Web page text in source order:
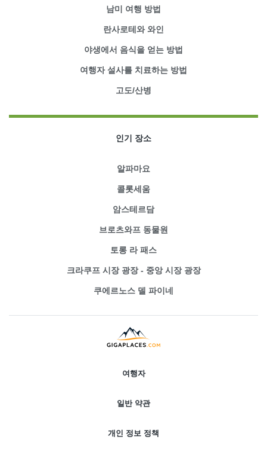
남미 여행 방법
란사로테와 와인
야생에서 음식을 얻는 방법
여행자 설사를 치료하는 방법
고도/산병
인기 장소
알파마요
콜롯세움
암스테르담
브로츠와프 동물원
토롱 라 패스
크라쿠프 시장 광장 - 중앙 시장 광장
쿠에르노스 델 파이네
여행자
일반 약관
개인 정보 정책